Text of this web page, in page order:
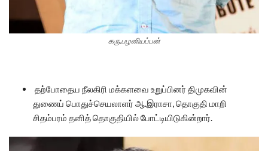
கரு.பழனியப்பன்
தற்போதைய நீலகிரி மக்களவை உறுப்பினர் திமுகவின்
துணைப் பொதுச்செயலாளர் ஆ.இராசா, தொகுதி மாறி
சிதம்பரம் தனித் தொகுதியில் போட்டியிடுகின்றார்.